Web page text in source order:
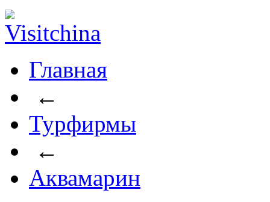
Главная
←
Турфирмы
←
Аквамарин